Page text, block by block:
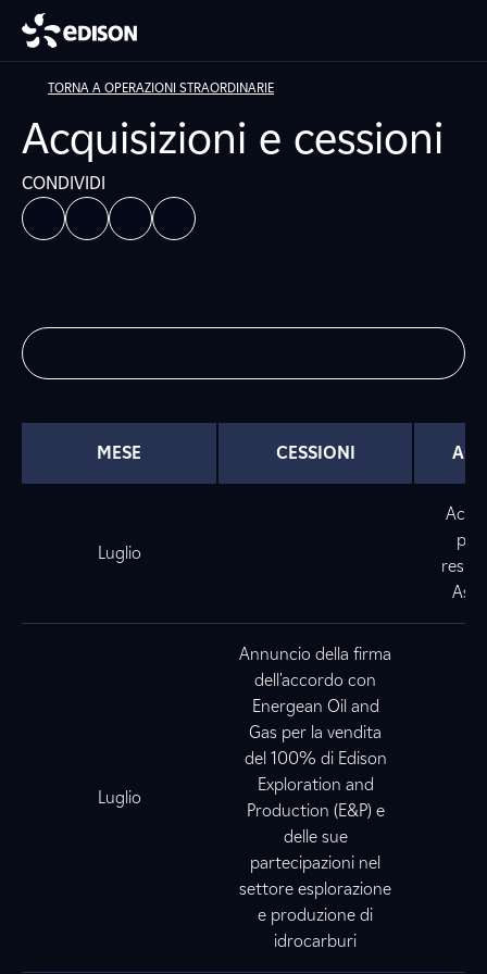
TORNA A OPERAZIONI STRAORDINARIE
Acquisizioni e cessioni
CONDIVIDI
MESE CESSIONI
Luglio
Luglio
Annuncio della firma
dell'accordo con
Energean Oil and
Gas per la vendita
del 100% di Edison
Exploration and
Production (E&P) e
delle sue
partecipazioni nel
settore esplorazione
e produzione di
idrocarburi